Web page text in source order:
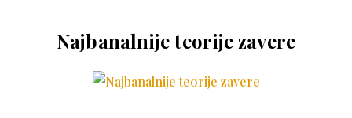
Najbanalnije teorije zavere